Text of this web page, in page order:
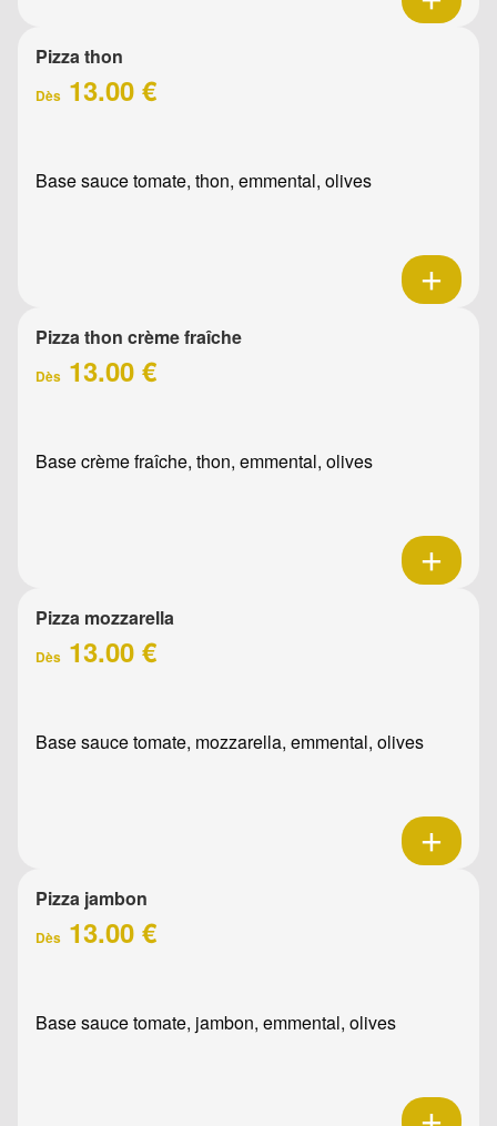
Pizza thon
Dès 13.00 €
Base sauce tomate, thon, emmental, olives
Pizza thon crème fraîche
Dès 13.00 €
Base crème fraîche, thon, emmental, olives
Pizza mozzarella
Dès 13.00 €
Base sauce tomate, mozzarella, emmental, olives
Pizza jambon
Dès 13.00 €
Base sauce tomate, jambon, emmental, olives